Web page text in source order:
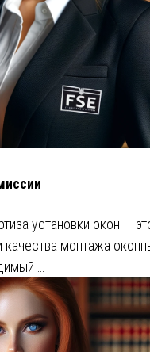
установки окон —
качества монтажа
…